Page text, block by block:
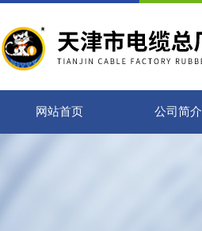
网站首页 公司简介